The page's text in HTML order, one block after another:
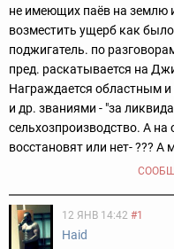
не имеющих паёв на землю
возместить ущерб как
поджигатель. по
пред. раскатывается на
Награждается областным
и др. званиями - "за
сельхозпроизводство. А на
восстановят или нет- ??? А
12 ЯНВ 14:42 #1
Haid